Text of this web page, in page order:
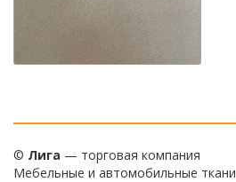
© Лига — торговая компания
Мебельные и автомобильные ткани